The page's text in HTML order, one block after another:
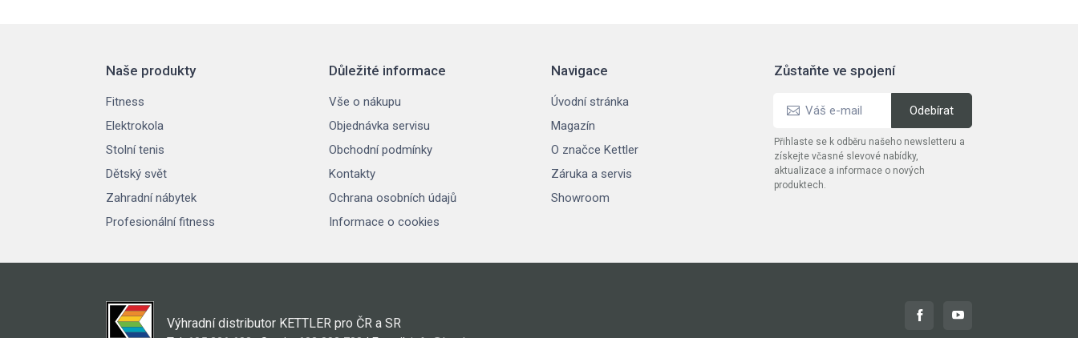
Naše produkty
Fitness
Elektrokola
Stolní tenis
Dětský svět
Zahradní nábytek
Profesionální fitness
Důležité informace
Vše o nákupu
Objednávka servisu
Obchodní podmínky
Kontakty
Ochrana osobních údajů
Informace o cookies
Navigace
Úvodní stránka
Magazín
O značce Kettler
Záruka a servis
Showroom
Zůstaňte ve spojení
Přihlaste se k odběru našeho newsletteru a
získejte včasné slevové nabídky,
aktualizace a informace o nových
produktech.
Výhradní distributor KETTLER pro ČR a SR